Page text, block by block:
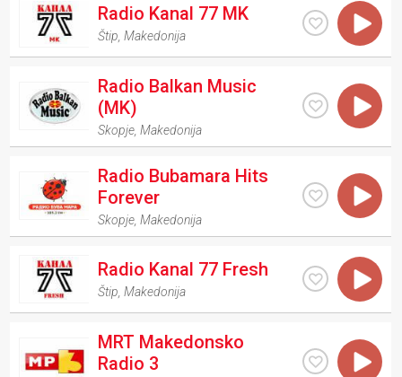
Radio Kanal 77 MK
Štip ,Makedonija
Radio Balkan Music
(MK)
Skopje ,Makedonija
Radio Bubamara Hits
Forever
Skopje ,Makedonija
Radio Kanal 77 Fresh
Štip ,Makedonija
MRT Makedonsko
Radio 3